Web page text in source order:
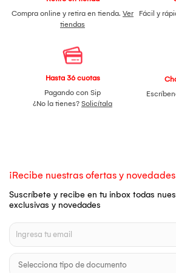
Compra online y retira en tienda. Ver
tiendas
Fácil y
Hasta 36 cuotas
Pagando con Sip
¿No la tienes? Solicítala
¡Recibe nuestras ofertas y
Suscríbete y recibe en tu inbox todas
exclusivas y novedades